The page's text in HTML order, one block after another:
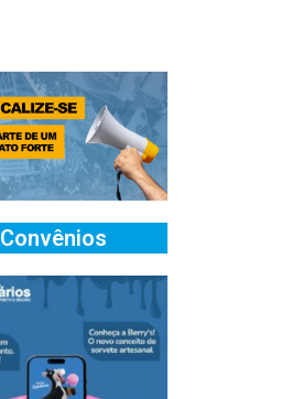
Convênios